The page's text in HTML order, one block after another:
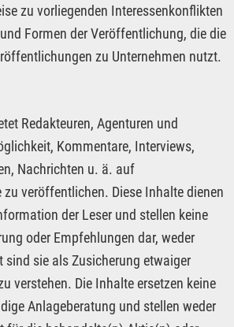
zu vorliegenden Interessenkonflikten
Formen der Veröffentlichung, die die
zu Unternehmen nutzt.
Redakteuren, Agenturen und
Kommentare, Interviews,
Nachrichten u. ä. auf
veröffentlichen. Diese Inhalte dienen
der Leser und stellen keine
oder Empfehlungen dar, weder
sie als Zusicherung etwaiger
verstehen. Die Inhalte ersetzen keine
Anlageberatung und stellen weder